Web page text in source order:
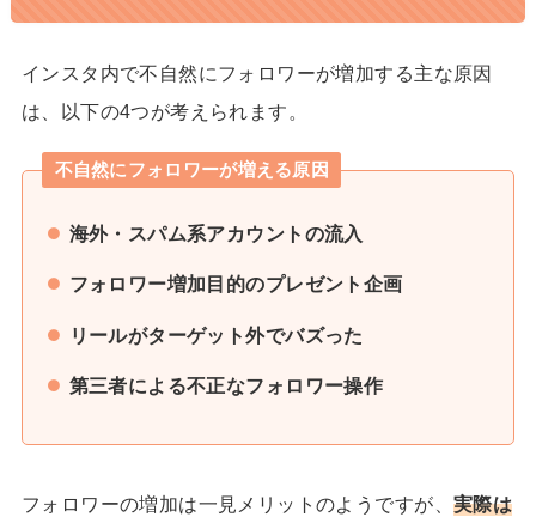
インスタ内で不自然にフォロワーが増加する主な原因
は、以下の4つが考えられます。
不自然にフォロワーが増える原因
海外・スパム系アカウントの流入
フォロワー増加目的のプレゼント企画
リールがターゲット外でバズった
第三者による不正なフォロワー操作
フォロワーの増加は一見メリットのようですが、 実際は